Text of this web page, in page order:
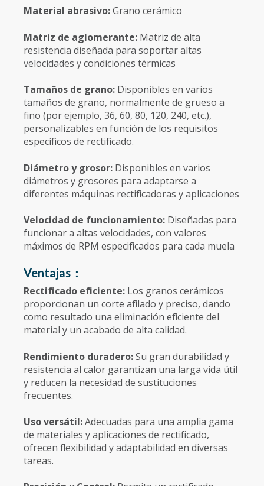
Material abrasivo:Grano cerámico
Matriz de aglomerante: Matriz de alta
resistencia diseñada para soportar altas
velocidades y condiciones térmicas
Tamaños de grano: Disponibles en varios
tamaños de grano, normalmente de grueso a
fino (por ejemplo, 36, 60, 80, 120, 240, etc.),
personalizables en función de los requisitos
específicos de rectificado.
Diámetro y grosor: Disponibles en varios
diámetros y grosores para adaptarse a
diferentes máquinas rectificadoras y aplicaciones
Velocidad de funcionamiento: Diseñadas para
funcionar a altas velocidades, con valores
máximos de RPM especificados para cada muela
Ventajas：
Rectificado eficiente: Los granos cerámicos
proporcionan un corte afilado y preciso, dando
como resultado una eliminación eficiente del
material y un acabado de alta calidad.
Rendimiento duradero:Su gran durabilidad y
resistencia al calor garantizan una larga vida útil
y reducen la necesidad de sustituciones
frecuentes.
Uso versátil:Adecuadas para una amplia gama
de materiales y aplicaciones de rectificado,
ofrecen flexibilidad y adaptabilidad en diversas
tareas.